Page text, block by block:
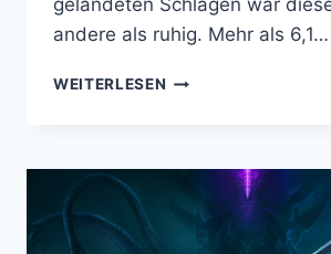
gelandeten Schlägen war
andere als ruhig. Mehr als 6,1…
WEITERLESEN EIN
MILLIONEN
KÄMPFE
UND
UNVERGESSLICHE